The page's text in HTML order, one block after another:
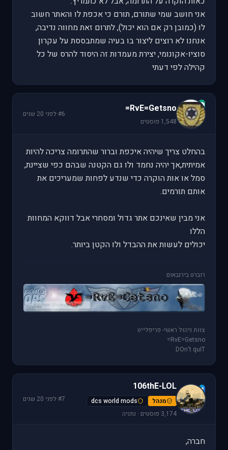
אני חושב שמי שתורם, תורם כי אכפת לו והאתר חשוב
לו (כמובן רק אם הוא יכול), לתרום זאת מחווה נדיבה,
אנחנו לא רוצים ליצור בו בעיה שמתבססת על עקרון
סוציו-אקונומי, יצירת מעמדות זה היסוד להרס של כל
קהילה לפי דעתי
R
RvE=Getsno=
1,548 פוסטים
#6
·לפני 20 שנים
בהחלט צריך שיהיה איכפת וברור שהתרומה צריכה להיות
אמיתית,אך יהיה נחמד ולו גם הקטנה שבהם כפי שציינת,
סמל או אות הוקרה כדי שנדע לפחות שמעריכים את
אותם תורמים.
אני מבין שאינכם אתר גדול ומסחרי אבל דווקא המחוות
הללו
יכולים לעשות את ההבדל ולו הקטן ביותר.
רוברט בירנבאום
צוות ניהול ראשי- פריפלייט
RvE=Getsno=
DOn't quIT
1
106thE-LOL
מנהל
dcs world mods
3,174 פוסטים · נתניה
#7
·לפני 20 שנים
חברה,